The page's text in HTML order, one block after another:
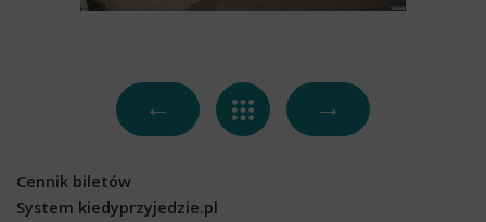
← →
Cennik biletów
System kiedyprzyjedzie.pl